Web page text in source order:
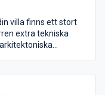
villa finns ett stort
extra tekniska